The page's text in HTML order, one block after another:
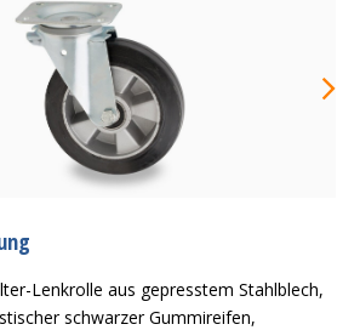
Lenkrolle aus gepresstem Stahlblech,
schwarzer Gummireifen,